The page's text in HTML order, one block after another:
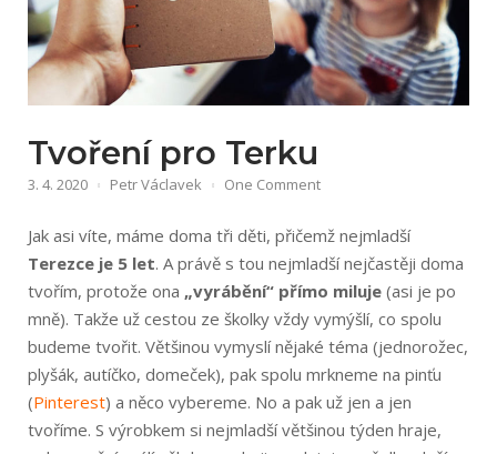
Tvoření pro Terku
3. 4. 2020 Petr Václavek One Comment
Jak asi víte, máme doma tři děti, přičemž nejmladší
Terezce je 5 let. A právě s tou nejmladší nejčastěji doma
tvořím, protože ona „vyrábění“ přímo miluje (asi je po
mně). Takže už cestou ze školky vždy vymýšlí, co spolu
budeme tvořit. Většinou vymyslí nějaké téma (jednorožec,
plyšák, autíčko, domeček), pak spolu mrkneme na pinťu
(Pinterest) a něco vybereme. No a pak už jen a jen
tvoříme. S výrobkem si nejmladší většinou týden hraje,